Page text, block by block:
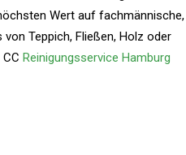
Wert auf fachmännische,
Teppich, Fließen, Holz oder
Reinigungsservice Hamburg